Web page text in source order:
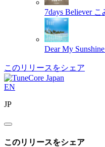
7days Believer こ
Dear My Sunshine
このリリースをシェア
EN
JP
このリリースをシェア